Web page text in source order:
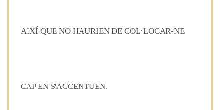
AIXÍ QUE NO HAURIEN DE COL·LOCAR-NE
CAP EN S'ACCENTUEN.